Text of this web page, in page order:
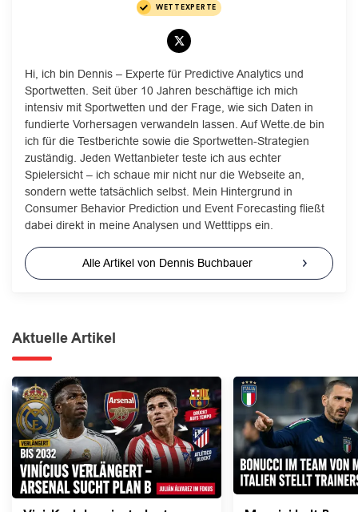
WETTEXPERTE
Hi, ich bin Dennis – Experte für Predictive Analytics und
Sportwetten. Seit über 10 Jahren beschäftige ich mich
intensiv mit Sportwetten und der Frage, wie sich Daten in
fundierte Vorhersagen verwandeln lassen. Auf Wette.de bin
ich für die Testberichte sowie die Sportwetten-Strategien
zuständig. Jeden Wettanbieter teste ich aus echter
Spielersicht – ich schaue mir nicht nur die Webseite an,
sondern wette tatsächlich selbst. Mein Hintergrund in
Consumer Behavior Prediction und Event Forecasting fließt
dabei direkt in meine Analysen und Wetttipps ein.
Alle Artikel von Dennis Buchbauer
Aktuelle Artikel